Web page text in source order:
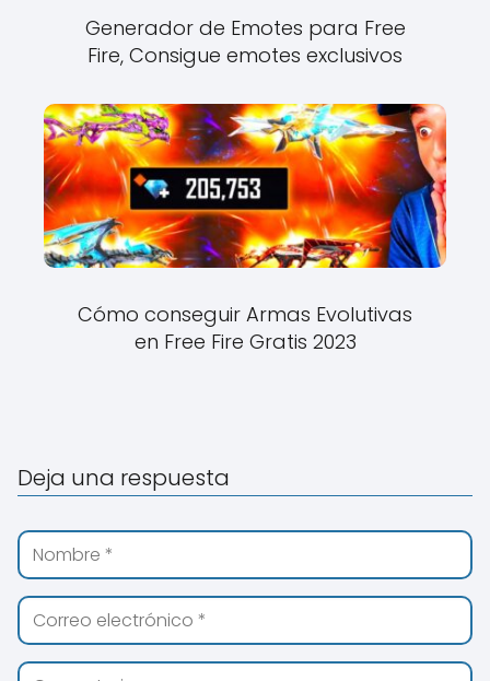
Generador de Emotes para Free
Fire, Consigue emotes exclusivos
Cómo conseguir Armas Evolutivas
en Free Fire Gratis 2023
Deja una respuesta